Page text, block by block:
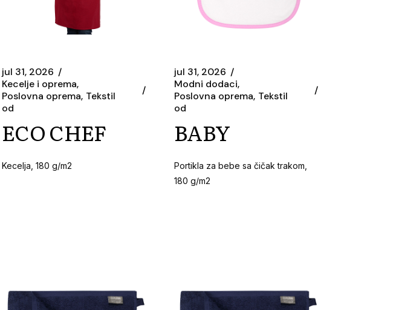
jul 31, 2026
Kecelje i oprema
Poslovna oprema Tekstil
od
ECO CHEF
Kecelja, 180 g/m2
jul 31, 2026
Modni dodaci
Poslovna oprema Tekstil
od
BABY
Portikla za bebe sa čičak trakom,
180 g/m2